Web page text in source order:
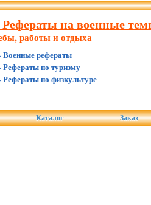
на военные
работы и отдыха
Военные рефераты
Рефераты по туризму
Рефераты по физкультуре
Каталог Заказ